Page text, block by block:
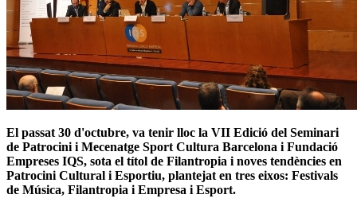
El passat 30 d'octubre, va tenir lloc la VII Edició del Seminari
de Patrocini i Mecenatge Sport Cultura Barcelona i Fundació
Empreses IQS, sota el títol de Filantropia i noves tendències en
Patrocini Cultural i Esportiu, plantejat en tres eixos: Festivals
de Música, Filantropia i Empresa i Esport.